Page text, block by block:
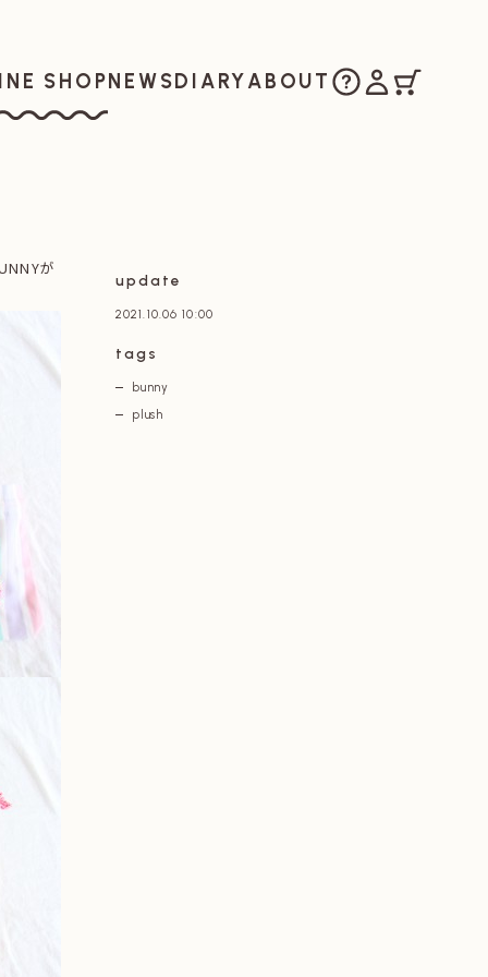
SHOP NEWSお知らせ
DIARY日記
ABOUT 私たちについて
ご購入方法
マイアカウ
が
update
2021.10.06 10:00
tags
bunny
plush